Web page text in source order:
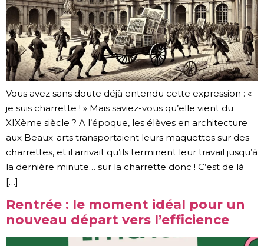
Vous avez sans doute déjà entendu cette expression : «
je suis charrette ! » Mais saviez-vous qu’elle vient du
XIXème siècle ? A l’époque, les élèves en architecture
aux Beaux-arts transportaient leurs maquettes sur des
charrettes, et il arrivait qu’ils terminent leur travail jusqu’à
la dernière minute… sur la charrette donc ! C’est de là
[…]
Rentrée : le moment idéal pour un
nouveau départ vers l’efficience